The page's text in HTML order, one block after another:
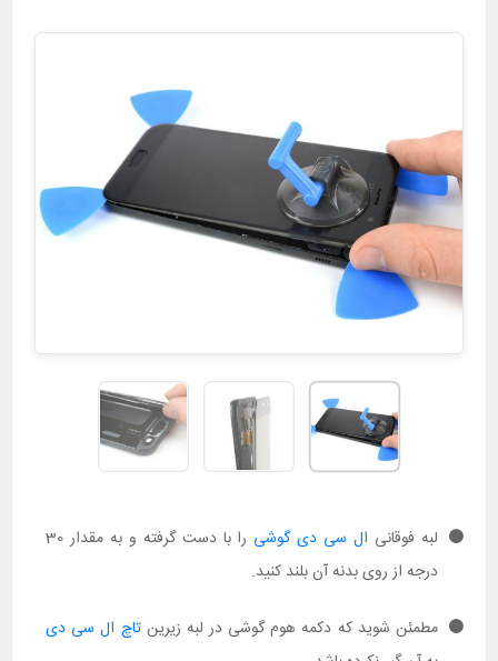
لبه فوقانی ال سی دی گوشی
را با دست گرفته و به مقدار 30
درجه از روی بدنه آن بلند کنید.
مطمئن شوید که دکمه هوم گوشی در لبه زیرینتاچ ال سی دی